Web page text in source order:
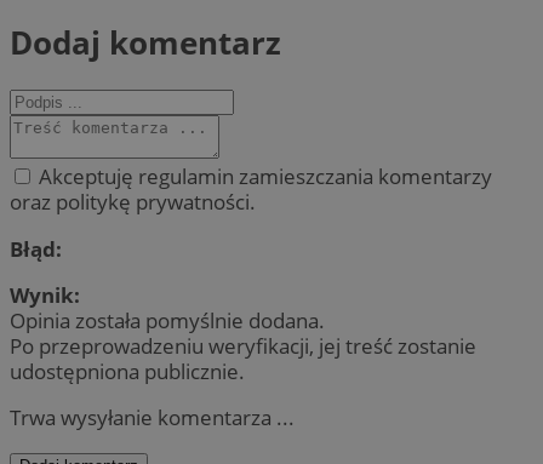
Dodaj komentarz
Akceptuję regulamin zamieszczania komentarzy
oraz politykę prywatności.
Błąd:
Wynik:
Opinia została pomyślnie dodana.
Po przeprowadzeniu weryfikacji, jej treść zostanie
udostępniona publicznie.
Trwa wysyłanie komentarza ...